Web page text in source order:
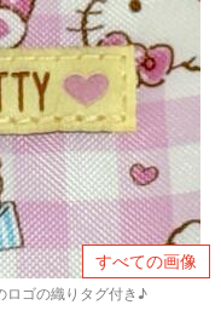
すべての画像
ロゴの織りタグ付き♪